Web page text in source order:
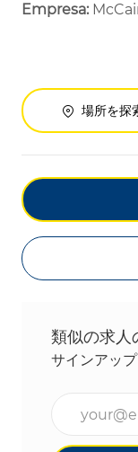
Empresa:
場所を探
類似の求人
サインアッ